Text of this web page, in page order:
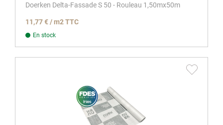
Doerken Delta-Fassade S 50 - Rouleau 1,50mx50m
11,77 € / m2 TTC
En stock